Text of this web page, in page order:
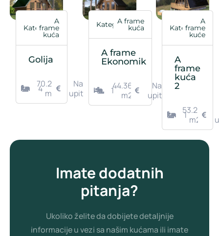
Kategorija
A
frame
kuća
Golija
4
70.28
m2
Na
upit
Kategorija
A frame
kuća
A frame
Ekonomik
144.36
m2
Na
upit
Kategorija
A
frame
kuće
A
frame
kuća
2
1
53.21
m2
Imate dodatnih
pitanja?
Ukoliko želite da dobijete detaljnije
informacije u vezi sa našim kućama ili imate